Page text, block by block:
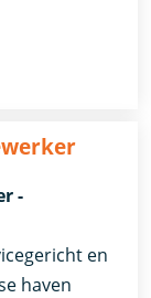
-
en
haven